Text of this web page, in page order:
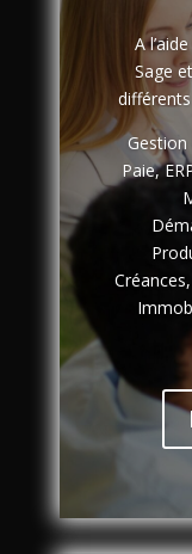
A
Sage
Paie,